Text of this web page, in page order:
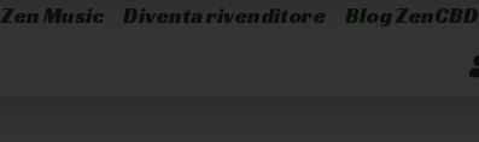
Zen Music Diventa rivenditore
Blog ZenCBD